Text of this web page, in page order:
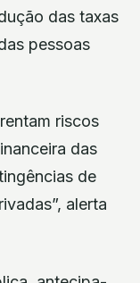
das taxas
pessoas
riscos
das
de
alerta